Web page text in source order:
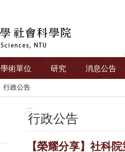
學術單位 研究 消息公告
行政公告
:::
行政公告
【榮耀分享】社科